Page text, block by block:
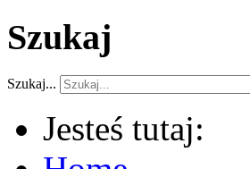
Szukaj
Szukaj...
Jesteś tutaj: